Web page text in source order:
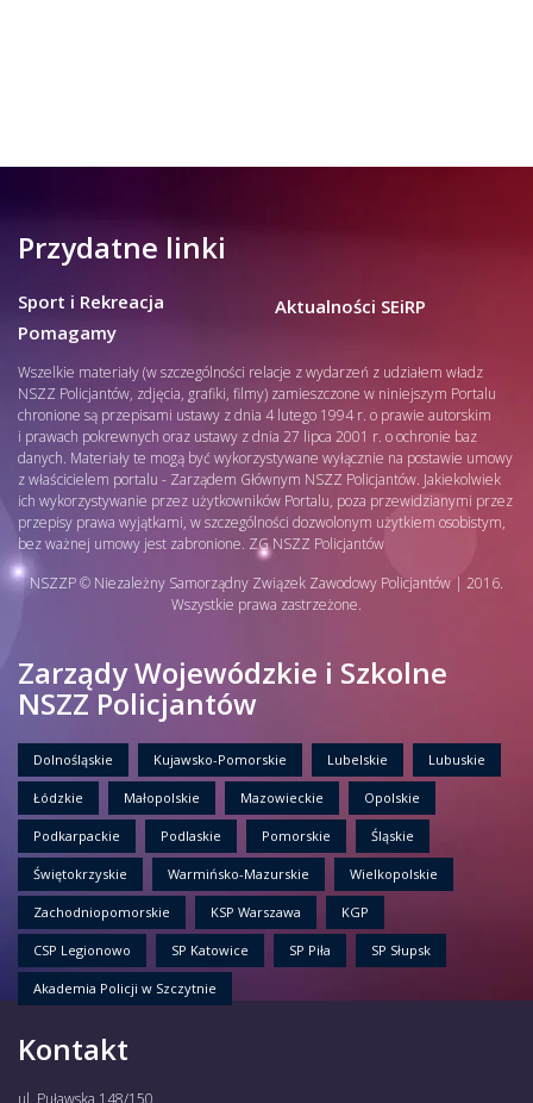
Przydatne linki
Sport i Rekreacja
Pomagamy
Aktualności SEiRP
Wszelkie materiały (w szczególności relacje z wydarzeń z udziałem władz
NSZZ Policjantów, zdjęcia, grafiki, filmy) zamieszczone w niniejszym Portalu
chronione są przepisami ustawy z dnia 4 lutego 1994 r. o prawie autorskim
i prawach pokrewnych oraz ustawy z dnia 27 lipca 2001 r. o ochronie baz
danych. Materiały te mogą być wykorzystywane wyłącznie na postawie umowy
z właścicielem portalu - Zarządem Głównym NSZZ Policjantów. Jakiekolwiek
ich wykorzystywanie przez użytkowników Portalu, poza przewidzianymi przez
przepisy prawa wyjątkami, w szczególności dozwolonym użytkiem osobistym,
bez ważnej umowy jest zabronione. ZG NSZZ Policjantów
NSZZP © Niezależny Samorządny Związek Zawodowy Policjantów | 2016.
Wszystkie prawa zastrzeżone.
Zarządy Wojewódzkie i Szkolne
NSZZ Policjantów
Dolnośląskie Kujawsko-Pomorskie Lubelskie Lubuskie
Łódzkie Małopolskie Mazowieckie Opolskie
Podkarpackie Podlaskie Pomorskie Śląskie
Świętokrzyskie Warmińsko-Mazurskie Wielkopolskie
Zachodniopomorskie KSP Warszawa KGP
CSP Legionowo SP Katowice SP Piła SP Słupsk
Akademia Policji w Szczytnie
Kontakt